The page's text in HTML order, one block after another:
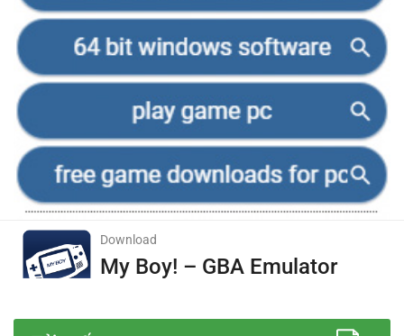
Download
My Boy! – GBA Emulator